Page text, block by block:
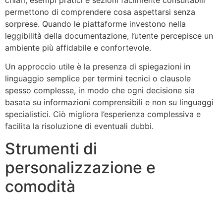
permettono di comprendere cosa aspettarsi senza
sorprese. Quando le piattaforme investono nella
leggibilità della documentazione, l’utente percepisce un
ambiente più affidabile e confortevole.
Un approccio utile è la presenza di spiegazioni in
linguaggio semplice per termini tecnici o clausole
spesso complesse, in modo che ogni decisione sia
basata su informazioni comprensibili e non su linguaggi
specialistici. Ciò migliora l’esperienza complessiva e
facilita la risoluzione di eventuali dubbi.
Strumenti di
personalizzazione e
comodità